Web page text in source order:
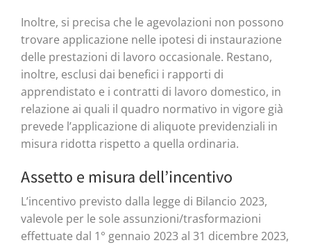
Inoltre, si precisa che le agevolazioni non possono
trovare applicazione nelle ipotesi di instaurazione
delle prestazioni di lavoro occasionale. Restano,
inoltre, esclusi dai benefici i rapporti di
apprendistato e i contratti di lavoro domestico, in
relazione ai quali il quadro normativo in vigore già
prevede l’applicazione di aliquote previdenziali in
misura ridotta rispetto a quella ordinaria.
Assetto e misura dell’incentivo
L’incentivo previsto dalla legge di Bilancio 2023,
valevole per le sole assunzioni/trasformazioni
effettuate dal 1° gennaio 2023 al 31 dicembre 2023,